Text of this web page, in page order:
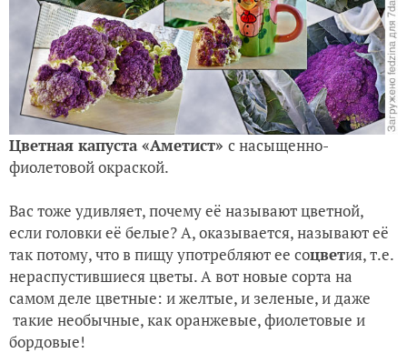
Цветная капуста«Аметист» с насыщенно-
фиолетовой окраской.
Вас тоже удивляет, почему её называют цветной,
если головки её белые? А, оказывается, называют её
так потому, что в пищу употребляют ее соцветия, т.е.
нераспустившиеся цветы. А вот новые сорта на
самом деле цветные: и желтые, и зеленые, и даже
такие необычные, как оранжевые, фиолетовые и
бордовые!